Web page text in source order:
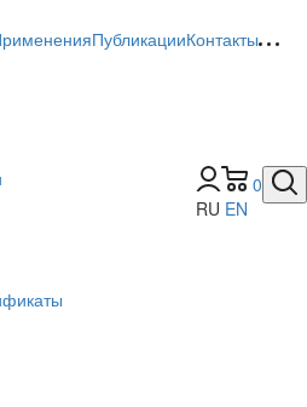
ПубликацииКонтакты
0
RU EN